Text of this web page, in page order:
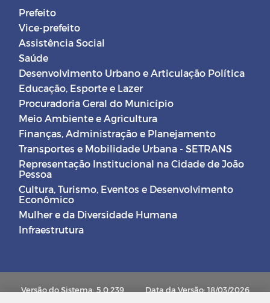
Prefeito
Vice-prefeito
Assistência Social
Saúde
Desenvolvimento Urbano e Articulação Política
Educação, Esporte e Lazer
Procuradoria Geral do Município
Meio Ambiente e Agricultura
Finanças, Administração e Planejamento
Transportes e Mobilidade Urbana - SETRANS
Representação Institucional na Cidade de João
Pessoa
Cultura, Turismo, Eventos e Desenvolvimento
Econômico
Mulher e da Diversidade Humana
Infraestrutura
Versão do Sistema: 5.0.239 Data da Versão: 18/03/2026